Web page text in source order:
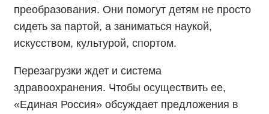
преобразования. Они помогут детям не просто
сидеть за партой, а заниматься наукой,
искусством, культурой, спортом.
Перезагрузки ждет и система
здравоохранения. Чтобы осуществить ее,
«Единая Россия» обсуждает предложения в